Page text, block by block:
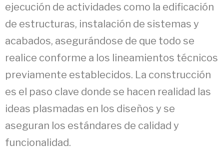
ejecución de actividades como la edificación
de estructuras, instalación de sistemas y
acabados, asegurándose de que todo se
realice conforme a los lineamientos técnicos
previamente establecidos. La construcción
es el paso clave donde se hacen realidad las
ideas plasmadas en los diseños y se
aseguran los estándares de calidad y
funcionalidad.